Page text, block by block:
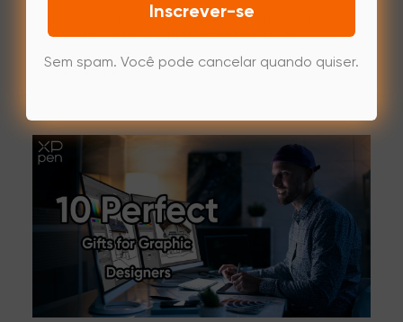
Este guia irá ajudá-lo a entender o que é arte
digital e como criá-la. Aprenda sobre as
ferramentas, técnicas e softwares usados por
artistas digitais.
Inscrever-se
Sem spam. Você pode cancelar quando quiser.